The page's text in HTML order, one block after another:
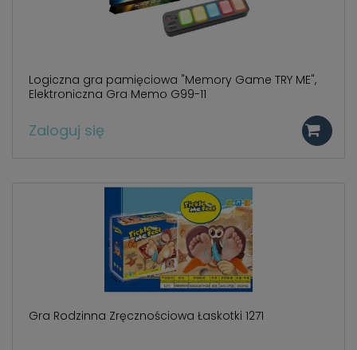
Logiczna gra pamięciowa "Memory Game TRY ME",
Elektroniczna Gra Memo G99-11
Zaloguj się
Gra Rodzinna Zręcznościowa Łaskotki 1271